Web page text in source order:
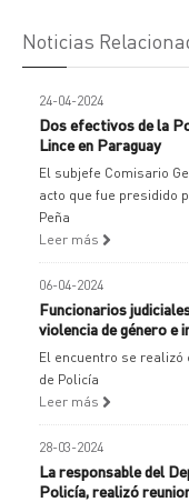
Noticias
24-04-2024
Dos efectivos de la
Lince en Paraguay
El subjefe Comisario
acto que fue presidido
Peña
Leer más
06-04-2024
Funcionarios
violencia de género e
El encuentro se
de Policía
Leer más
28-03-2024
La responsable del
Policía, realizó